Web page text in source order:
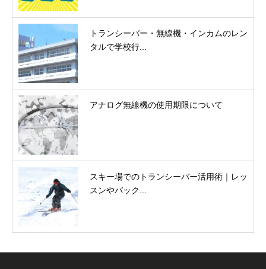
トランシーバー・無線機・インカムのレン
タルで学校行...
アナログ無線機の使用期限について
スキー場でのトランシーバー活用術｜レッ
スンやバック...